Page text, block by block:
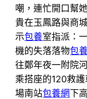
嘲，連忙開口幫
貴在玉鳳路與商
示包養室指派：
機的失落落物包
往鄭年夜一附院
乘搭座的120救
場南站包養網下